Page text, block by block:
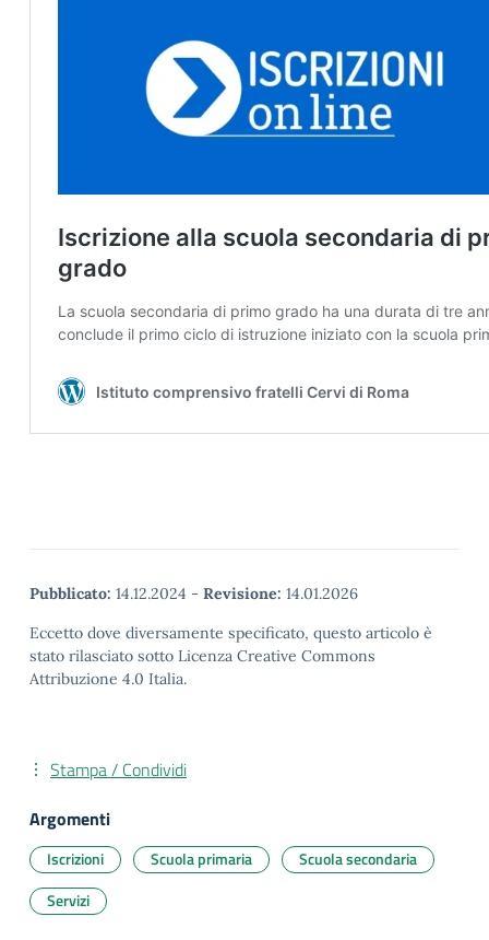
Pubblicato: 14.12.2024 - Revisione: 14.01.2026
Eccetto dove diversamente specificato, questo articolo è
stato rilasciato sotto Licenza Creative Commons
Attribuzione 4.0 Italia.
Stampa / Condividi
Argomenti
Iscrizioni Scuola primaria
Scuola secondaria
Servizi